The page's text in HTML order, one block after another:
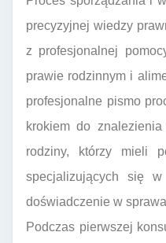
precyzyjnej wiedzy
z profesjonalnej
prawie rodzinnym i
profesjonalne pismo
krokiem do
rodziny, którzy mieli
specjalizujących się
doświadczenie w
Podczas pierwszej